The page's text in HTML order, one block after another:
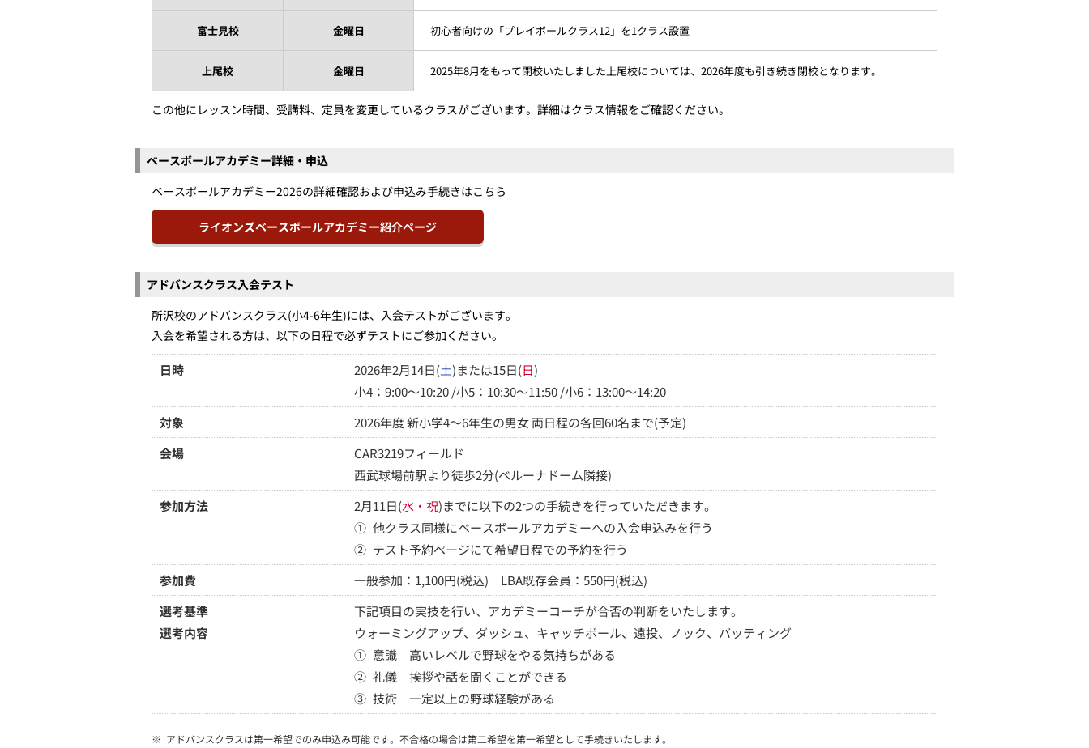
富士見校 金曜日 初心者向けの「プレイボールクラス12」を1クラス設置
上尾校 金曜日 2025年8月をもって閉校いたしました上尾校については、2026年度も引き続き閉校となります。
この他にレッスン時間、受講料、定員を変更しているクラスがございます。詳細はクラス情報をご確認ください。
ベースボールアカデミー詳細・申込
ベースボールアカデミー2026の詳細確認および申込み手続きはこちら
ライオンズベースボールアカデミー紹介ページ
アドバンスクラス入会テスト
所沢校のアドバンスクラス(小4-6年生)には、入会テストがございます。
入会を希望される方は、以下の日程で必ずテストにご参加ください。
日時 2026年2月14日(土)または15日(日)
小4：9:00～10:20 /小5：10:30～11:50 /小6：13:00～14:20
対象
2026年度 新小学4～6年生の男女 両日程の各回60名まで(予定)
会場
CAR3219フィールド
西武球場前駅より徒歩2分(ベルーナドーム隣接)
参加方法
2月11日(水・祝)までに以下の2つの手続きを行っていただきます。
① 他クラス同様にベースボールアカデミーへの入会申込みを行う
② テスト予約ページにて希望日程での予約を行う
参加費
一般参加：1,100円(税込) LBA既存会員：550円(税込)
選考基準
選考内容
下記項目の実技を行い、アカデミーコーチが合否の判断をいたします。
ウォーミングアップ、ダッシュ、キャッチボール、遠投、ノック、バッティング
① 意識 高いレベルで野球をやる気持ちがある
② 礼儀 挨拶や話を聞くことができる
③ 技術 一定以上の野球経験がある
※ アドバンスクラスは第一希望でのみ申込み可能です。不合格の場合は第二希望を第一希望として手続きいたします。